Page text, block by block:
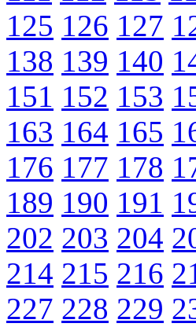
125 126 127
138 139 140
151 152 153
163 164 165
176 177 178
189 190 191
202 203 204
214 215 216
227 228 229